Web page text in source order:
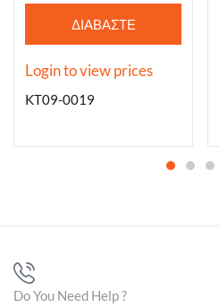
ΔΙΑΒΆΣΤΕ
ΠΕΡΙΣΣΌΤΕΡΑ
Login to view prices
KT09-0019
Do You Need Help ?